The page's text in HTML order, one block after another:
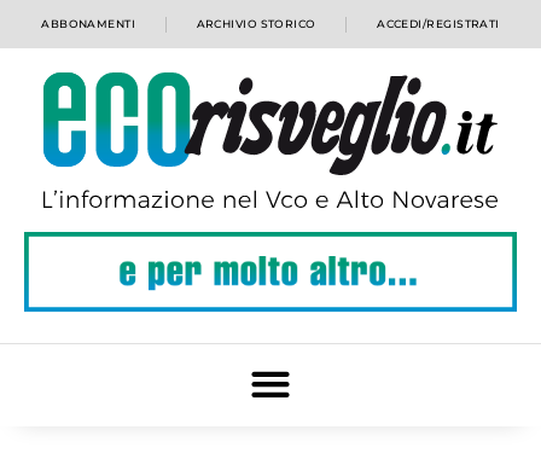
ABBONAMENTI ARCHIVIO STORICO ACCEDI/REGISTRATI